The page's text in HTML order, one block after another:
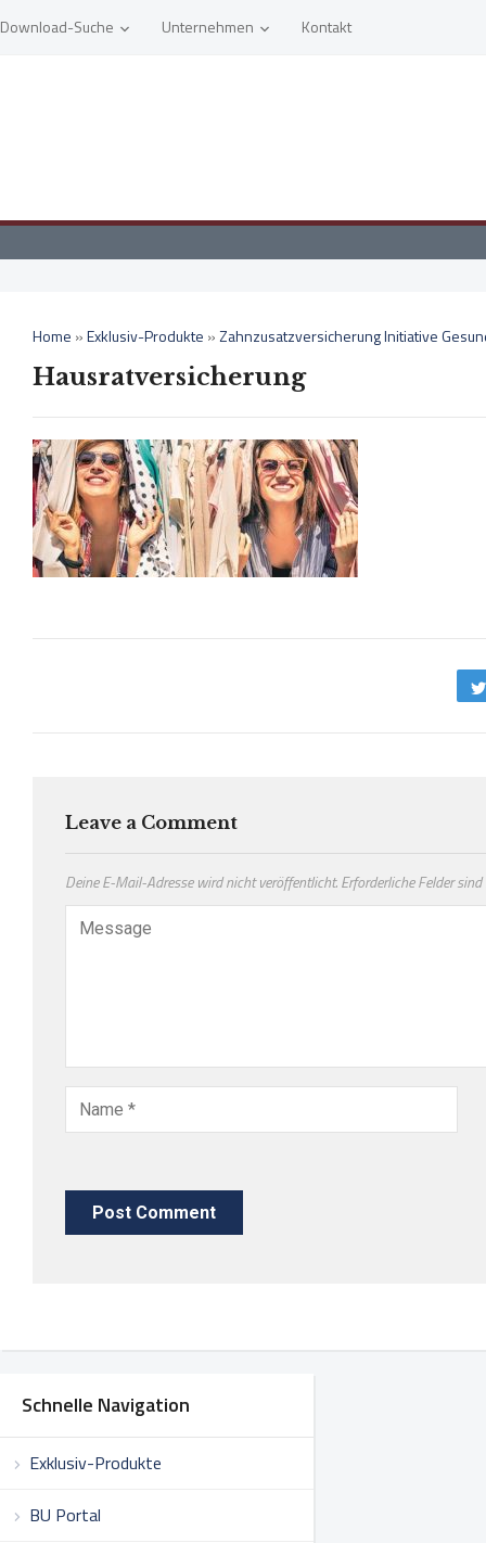
Download-Suche Unternehmen Kontakt
Schnelle Navigation
Exklusiv-Produkte
BU Portal
Home »Exklusiv-Produkte »Zahnzusatzversicherung Initiative
Hausratversicherung
Leave a Comment
Deine E-Mail-Adresse wird nicht veröffentlicht.Erforderliche Felder